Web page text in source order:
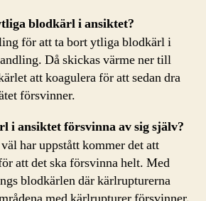
blodkärl i ansiktet?
för att ta bort ytliga blodkärl i
Då skickas värme ner till
att koagulera för att sedan dra
försvinner.
i ansiktet försvinna av sig själv?
har uppstått kommer det att
att det ska försvinna helt. Med
blodkärlen där kärlrupturerna